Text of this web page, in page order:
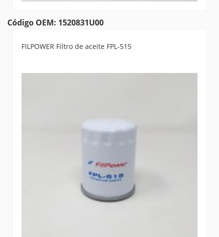
Código OEM: 1520831U00
FILPOWER Filtro de aceite FPL-515